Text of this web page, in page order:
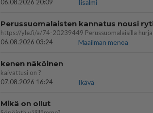
06.08.2026 20:09
Iisalmi
06.08.2026 03:24
Maailman menoa
kenen näköinen
kaivattusi on ?
07.08.2026 16:24
Ikävä
Mikä on ollut